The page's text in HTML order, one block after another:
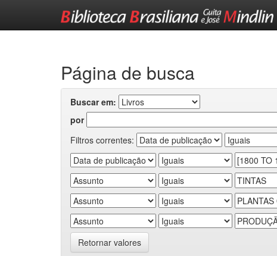
Página de busca
Buscar em:
por
Filtros correntes:
Retornar valores